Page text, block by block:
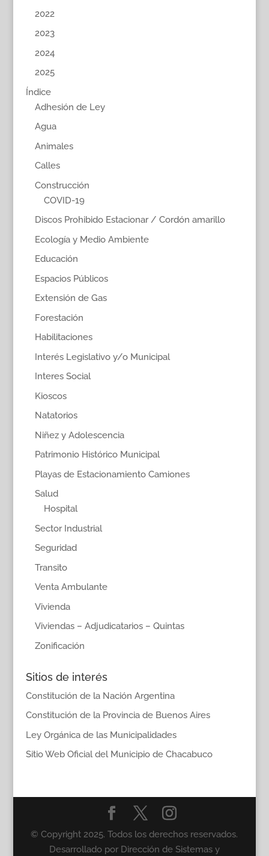
2022
2023
2024
2025
Índice
Adhesión de Ley
Agua
Animales
Calles
Construcción
COVID-19
Discos Prohibido Estacionar / Cordón amarillo
Ecología y Medio Ambiente
Educación
Espacios Públicos
Extensión de Gas
Forestación
Habilitaciones
Interés Legislativo y/o Municipal
Interes Social
Kioscos
Natatorios
Niñez y Adolescencia
Patrimonio Histórico Municipal
Playas de Estacionamiento Camiones
Salud
Hospital
Sector Industrial
Seguridad
Transito
Venta Ambulante
Vivienda
Viviendas – Adjudicatarios – Quintas
Zonificación
Sitios de interés
Constitución de la Nación Argentina
Constitución de la Provincia de Buenos Aires
Ley Orgánica de las Municipalidades
Sitio Web Oficial del Municipio de Chacabuco
© Copyright 2025. Todos los derechos reservados.
Desarrollado por Dirección de Sistemas y